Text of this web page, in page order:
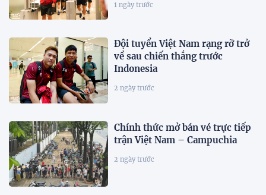
1 ngày trước
Đội tuyển Việt Nam rạng rỡ trở
về sau chiến thắng trước
Indonesia
2 ngày trước
Chính thức mở bán vé trực tiếp
trận Việt Nam – Campuchia
2 ngày trước